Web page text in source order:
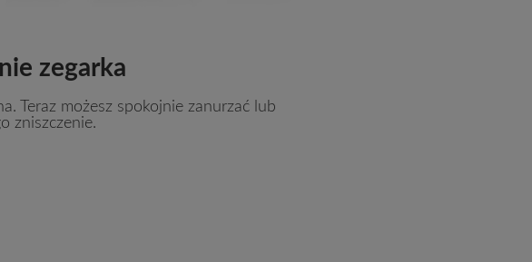
zegarka
Teraz możesz spokojnie zanurzać lub
zniszczenie.